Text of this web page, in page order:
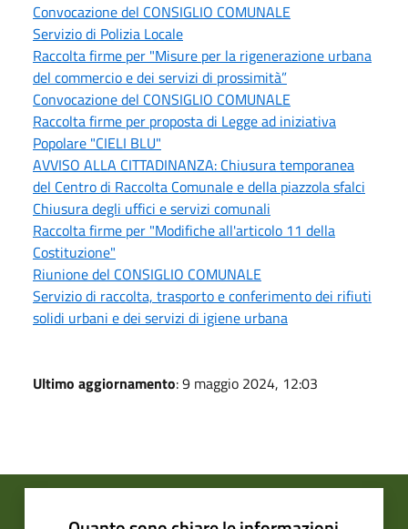
Convocazione del CONSIGLIO COMUNALE
Servizio di Polizia Locale
Raccolta firme per "Misure per la rigenerazione urbana
del commercio e dei servizi di prossimità”
Convocazione del CONSIGLIO COMUNALE
Raccolta firme per proposta di Legge ad iniziativa
Popolare "CIELI BLU"
AVVISO ALLA CITTADINANZA: Chiusura temporanea
del Centro di Raccolta Comunale e della piazzola sfalci
Chiusura degli uffici e servizi comunali
Raccolta firme per "Modifiche all'articolo 11 della
Costituzione"
Riunione del CONSIGLIO COMUNALE
Servizio di raccolta, trasporto e conferimento dei rifiuti
solidi urbani e dei servizi di igiene urbana
Ultimo aggiornamento: 9 maggio 2024, 12:03